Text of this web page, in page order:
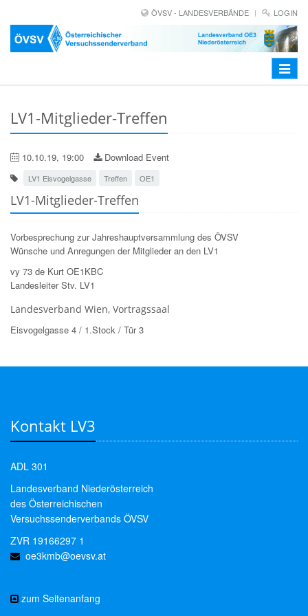
ÖVSV - LANDESVERBÄNDE LOGIN
Toggle
LV1-Mitglieder-Treffen
10.10.19, 19:00 Download Event
LV1 Eisvogelgasse Treffen OE1
LV1-Mitglieder-Treffen
Vorbesprechung zur Jahreshauptversammlung des ÖVSV
Wünsche und Anregungen der Mitglieder an den LV1
vy 73 de Kurt OE1KBC
Landesleiter Stv. LV1
Landesverband Wien, Vortragssaal
Eisvogelgasse 4 / 1.Stock / Tür 3
Kontakt LV3
ADL 301
Landesverband Niederösterreich
des Österreichischen
Versuchssenderverbands ÖVSV
ZVR 19166297 1
oe3kmb@oevsv.at
zum Seitenanfang